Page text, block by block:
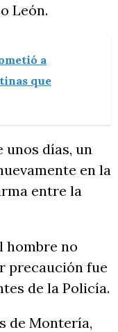
León.
a
que
días, un
en la
entre la
hombre no
precaución fue
de la Policía.
de Montería,